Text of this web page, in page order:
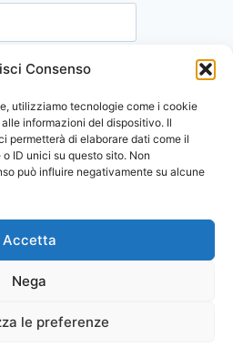
Consenso
utilizziamo tecnologie come i cookie
informazioni del dispositivo. Il
permetterà di elaborare dati come il
ID unici su questo sito. Non
può influire negativamente su alcune
Accetta
Nega
le preferenze
| Powered by